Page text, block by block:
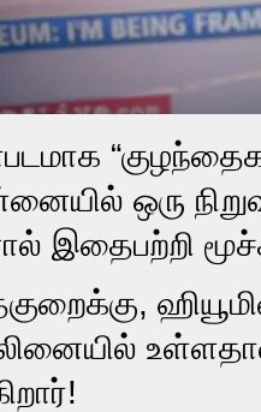
ஒரு
இதைபற்றி